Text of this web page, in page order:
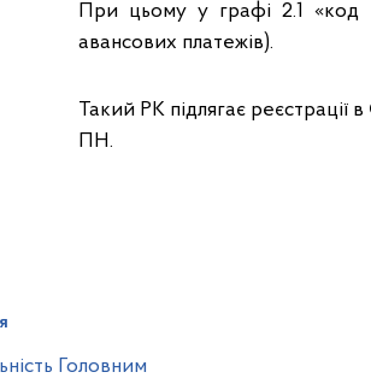
При цьому у графі 2.1 «код
авансових платежів).
Такий РК підлягає
ПН.
Головним